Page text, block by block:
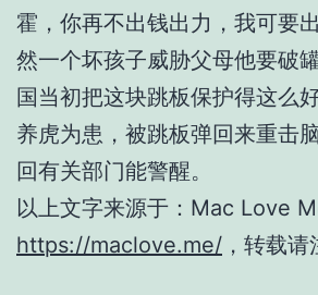
霍，你再不出钱出力，我可要
然一个坏孩子威胁父母他要破
国当初把这块跳板保护得这么
养虎为患，被跳板弹回来重击
回有关部门能警醒。
以上文字来源于：Mac Love
https://maclove.me/ ，转载请